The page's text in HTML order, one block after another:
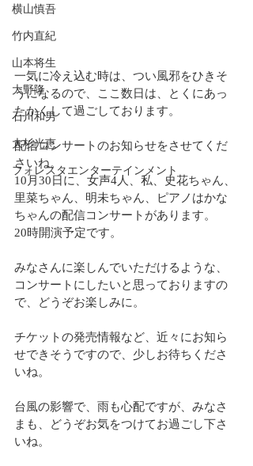
横山慎吾
竹内直紀
山本将生
大野隆
石川和男
大杉光恵
フォレスタエンターテインメント
一気に冷え込む時は、つい風邪をひきそ
うになるので、ここ数日は、とくにあっ
たかくして過ごしております。
配信コンサートのお知らせをさせてくだ
さいね。
10月30日に、女声4人、私、史花ちゃん、
里菜ちゃん、明未ちゃん、ピアノはかな
ちゃんの配信コンサートがあります。
20時開演予定です。
みなさんに楽しんでいただけるような、
コンサートにしたいと思っておりますの
で、どうぞお楽しみに。
チケットの発売情報など、近々にお知ら
せできそうですので、少しお待ちくださ
いね。
台風の影響で、雨も心配ですが、みなさ
まも、どうぞお気をつけてお過ごし下さ
いね。